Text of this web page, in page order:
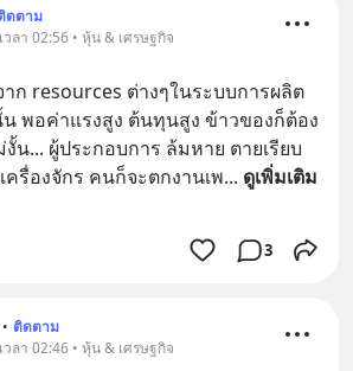
ดตาม
วลา 02:56 • หุ้น & เศรษฐกิจ
ก resources ต่างๆในระบบการผลิต
พอค่าแรงสูง ต้นทุนสูง ข้าวของก็ต้อง
น... ผู้ประกอบการ ล้มหาย ตายเรียบ
รื่องจักร คนก็จะตกงานเพ... ดูเพิ่มเติม
3
• ติดตาม
วลา 02:46 • หุ้น & เศรษฐกิจ